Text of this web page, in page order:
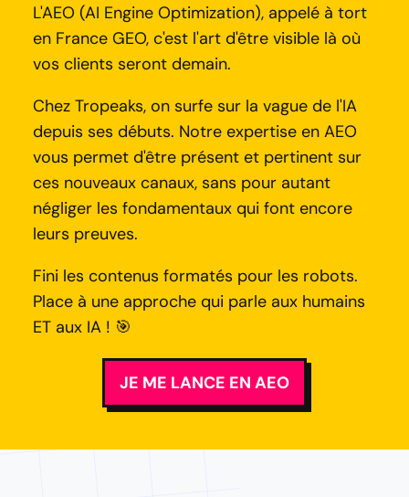
L'AEO (AI Engine Optimization), appelé à tort
en France GEO, c'est l'art d'être visible là où
vos clients seront demain.
Chez Tropeaks, on surfe sur la vague de l'IA
depuis ses débuts. Notre expertise en AEO
vous permet d'être présent et pertinent sur
ces nouveaux canaux, sans pour autant
négliger les fondamentaux qui font encore
leurs preuves.
Fini les contenus formatés pour les robots.
Place à une approche qui parle aux humains
ET aux IA ! 🎯
JE ME LANCE EN AEO